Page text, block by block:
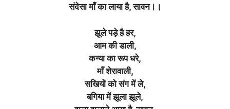
संदेसा माँ का लाया है, सावन।।
झूले पड़े है हर,
आम की डाली,
कन्या का रूप धरे,
माँ शेरावाली,
सखियों को संग में ले,
बगिया में झूला झूले,